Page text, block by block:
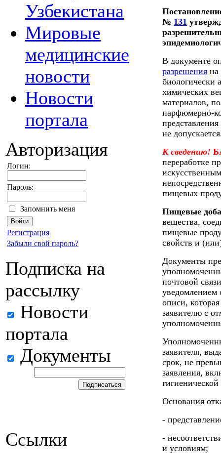
Узбекистана
Мировые
медицинские
новости
Новости
портала
Авторизация
Логин:
Пароль:
Запомнить меня
Регистрация
Забыли свой пароль?
Подписка на
рассылку
Новости
портала
Документы
Ссылки
№ 131
В документе
разрешения на
биологически
химических
материалов,
парфюмерно-
не
К сведению!
переработке
пищевых
Пищевые
вещества,
пищевые
свойств и
Документы
почтовой
описи,
заявителю с
заявителя,
срок, не
заявления,
Основания
-
-
и условиям;